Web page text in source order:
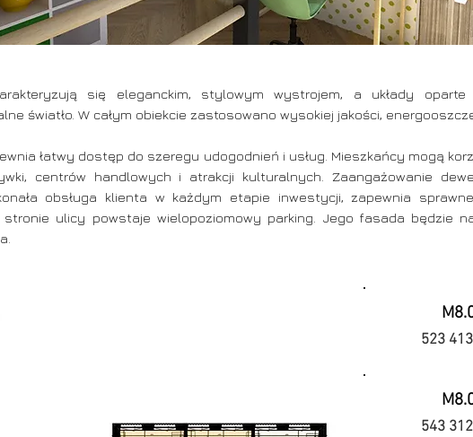
się eleganckim, stylowym wystrojem, a układy
światło. W całym obiekcie zastosowano wysokiej jakości,
łatwy dostęp do szeregu udogodnień i usług. Mieszkańcy mogą
centrów handlowych i atrakcji kulturalnych. Zaangażowanie
obsługa klienta w każdym etapie inwestycji, zapewnia
stronie ulicy powstaje wielopoziomowy parking. Jego fasada będzie
523
543